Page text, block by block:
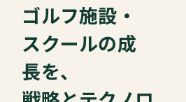
ゴルフ施設・
スクールの成
長を、